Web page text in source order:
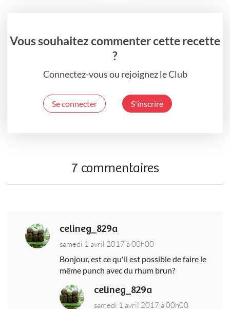
Vous souhaitez commenter cette recette
?
Connectez-vous ou rejoignez le Club
Se connecter S'inscrire
7 commentaires
celineg_829a
samedi 1 avril 2017 à 00h00
Bonjour, est ce qu'il est possible de faire le
même punch avec du rhum brun?
celineg_829a
samedi 1 avril 2017 à 00h00